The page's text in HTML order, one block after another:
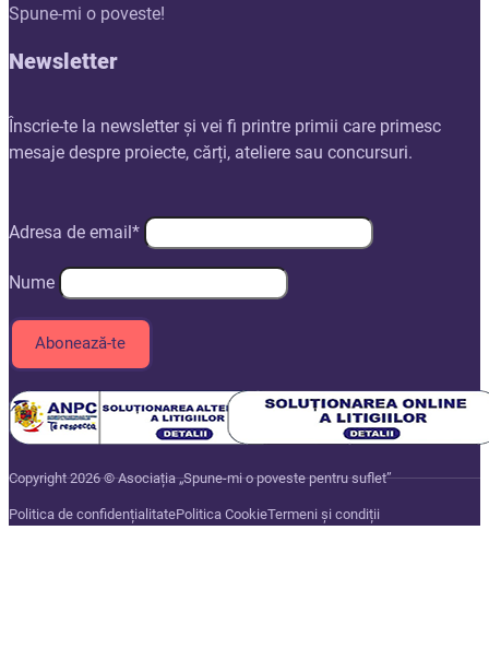
Spune-mi o poveste!
Newsletter
Înscrie-te la newsletter și vei fi printre primii care primesc
mesaje despre proiecte, cărți, ateliere sau concursuri.
Adresa de email*
Nume
Copyright 2026 © Asociația „Spune-mi o poveste pentru suflet”
Politica de confidențialitatePolitica CookieTermeni și condiții